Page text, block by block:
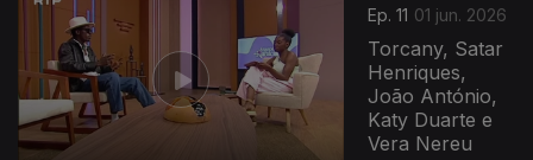
Ep. 11 01 jun. 2026
Torcany, Satar
Henriques,
João António,
Katy Duarte e
Vera Nereu